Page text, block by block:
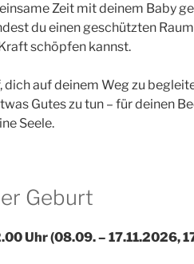
Zeit mit deinem Baby
du einen geschützten
schöpfen kannst.
dich auf deinem Weg zu
Gutes zu tun – für deinen
Seele.
Geburt
Uhr (08.09. – 17.11.2026,